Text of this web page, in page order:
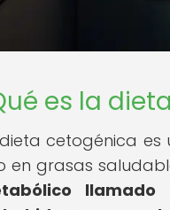
es la
cetogénica
en grasas